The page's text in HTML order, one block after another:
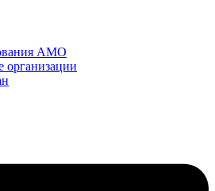
АМО
организации